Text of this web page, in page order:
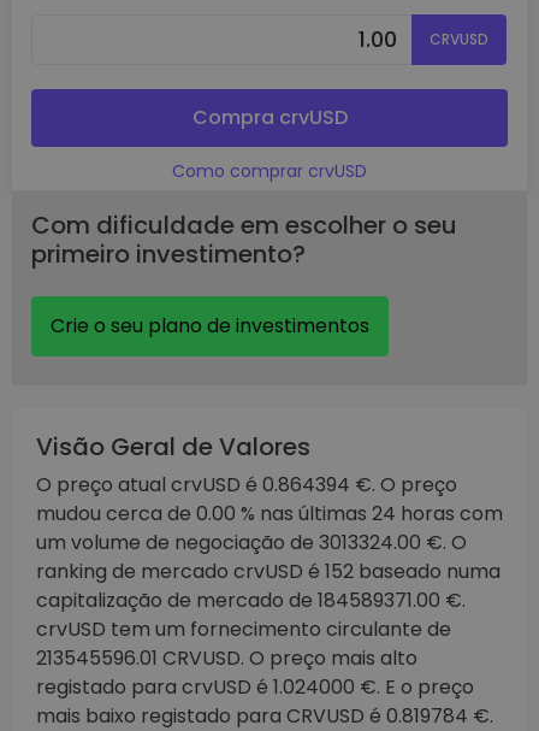
CRVUSD
Compra crvUSD
Como comprar crvUSD
Com dificuldade em escolher o seu
primeiro investimento?
Crie o seu plano de investimentos
Visão Geral de Valores
O preço atual crvUSD é 0.864394 €. O preço
mudou cerca de 0.00 % nas últimas 24 horas com
um volume de negociação de 3013324.00 €. O
ranking de mercado crvUSD é 152 baseado numa
capitalização de mercado de 184589371.00 €.
crvUSD tem um fornecimento circulante de
213545596.01 CRVUSD. O preço mais alto
registado para crvUSD é 1.024000 €. E o preço
mais baixo registado para CRVUSD é 0.819784 €.